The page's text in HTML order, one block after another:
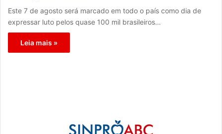
Este 7 de agosto será marcado em todo o país como dia de
expressar luto pelos quase 100 mil brasileiros…
Leia mais »